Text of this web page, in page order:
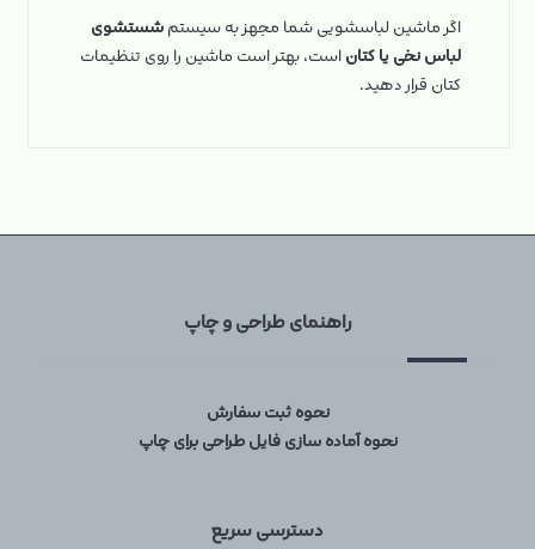
اگر ماشین لباسشویی شما مجهز به سیستمشستشوی
لباس نخی یا کتاناست، بهتر است ماشین را روی تنظیمات
کتان قرار دهید.
راهنمای طراحی و چاپ
نحوه ثبت سفارش
نحوه آماده سازی فایل طراحی برای چاپ
دسترسی سریع